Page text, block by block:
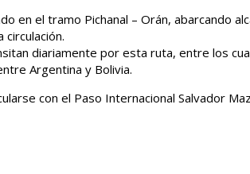
en el tramo Pichanal – Orán, abarcando
diariamente por esta ruta, entre los
Argentina y Bolivia.
con el Paso Internacional Salvador